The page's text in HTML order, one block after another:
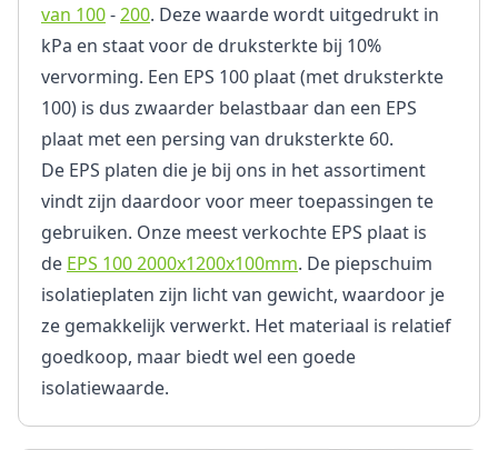
van 100-200. Deze waarde wordt uitgedrukt in
kPa en staat voor de druksterkte bij 10%
vervorming. Een EPS 100 plaat (met druksterkte
100) is dus zwaarder belastbaar dan een EPS
plaat met een persing van druksterkte 60.
De EPS platen die je bij ons in het assortiment
vindt zijn daardoor voor meer toepassingen te
gebruiken. Onze meest verkochte EPS plaat is
de EPS 100 2000x1200x100mm. De piepschuim
isolatieplaten zijn licht van gewicht, waardoor je
ze gemakkelijk verwerkt. Het materiaal is relatief
goedkoop, maar biedt wel een goede
isolatiewaarde.